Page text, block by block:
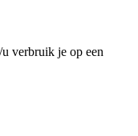
verbruik je op een